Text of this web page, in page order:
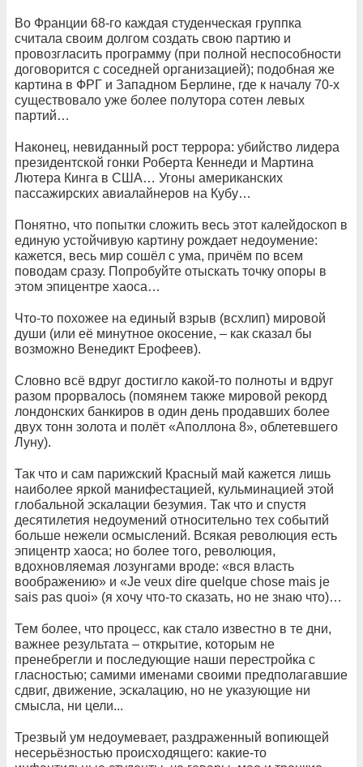
Во Франции 68-го каждая студенческая группка
считала своим долгом создать свою партию и
провозгласить программу (при полной неспособности
договорится с соседней организацией); подобная же
картина в ФРГ и Западном Берлине, где к началу 70-х
существовало уже более полутора сотен левых
партий…
Наконец, невиданный рост террора: убийство лидера
президентской гонки Роберта Кеннеди и Мартина
Лютера Кинга в США… Угоны американских
пассажирских авиалайнеров на Кубу…
Понятно, что попытки сложить весь этот калейдоскоп в
единую устойчивую картину рождает недоумение:
кажется, весь мир сошёл с ума, причём по всем
поводам сразу. Попробуйте отыскать точку опоры в
этом эпицентре хаоса…
Что-то похожее на единый взрыв (всхлип) мировой
души (или её минутное окосение, – как сказал бы
возможно Венедикт Ерофеев).
Словно всё вдруг достигло какой-то полноты и вдруг
разом прорвалось (помянем также мировой рекорд
лондонских банкиров в один день продавших более
двух тонн золота и полёт «Аполлона 8», облетевшего
Луну).
Так что и сам парижский Красный май кажется лишь
наиболее яркой манифестацией, кульминацией этой
глобальной эскалации безумия. Так что и спустя
десятилетия недоумений относительно тех событий
больше нежели осмыслений. Всякая революция есть
эпицентр хаоса; но более того, революция,
вдохновляемая лозунгами вроде: «вся власть
воображению» и «Je veux dire quelque chose mais je
sais pas quoi» (я хочу что-то сказать, но не знаю что)…
Тем более, что процесс, как стало известно в те дни,
важнее результата – открытие, которым не
пренебрегли и последующие наши перестройка с
гласностью; самими именами своими предполагавшие
сдвиг, движение, эскалацию, но не указующие ни
смысла, ни цели...
Трезвый ум недоумевает, раздраженный вопиющей
несерьёзностью происходящего: какие-то